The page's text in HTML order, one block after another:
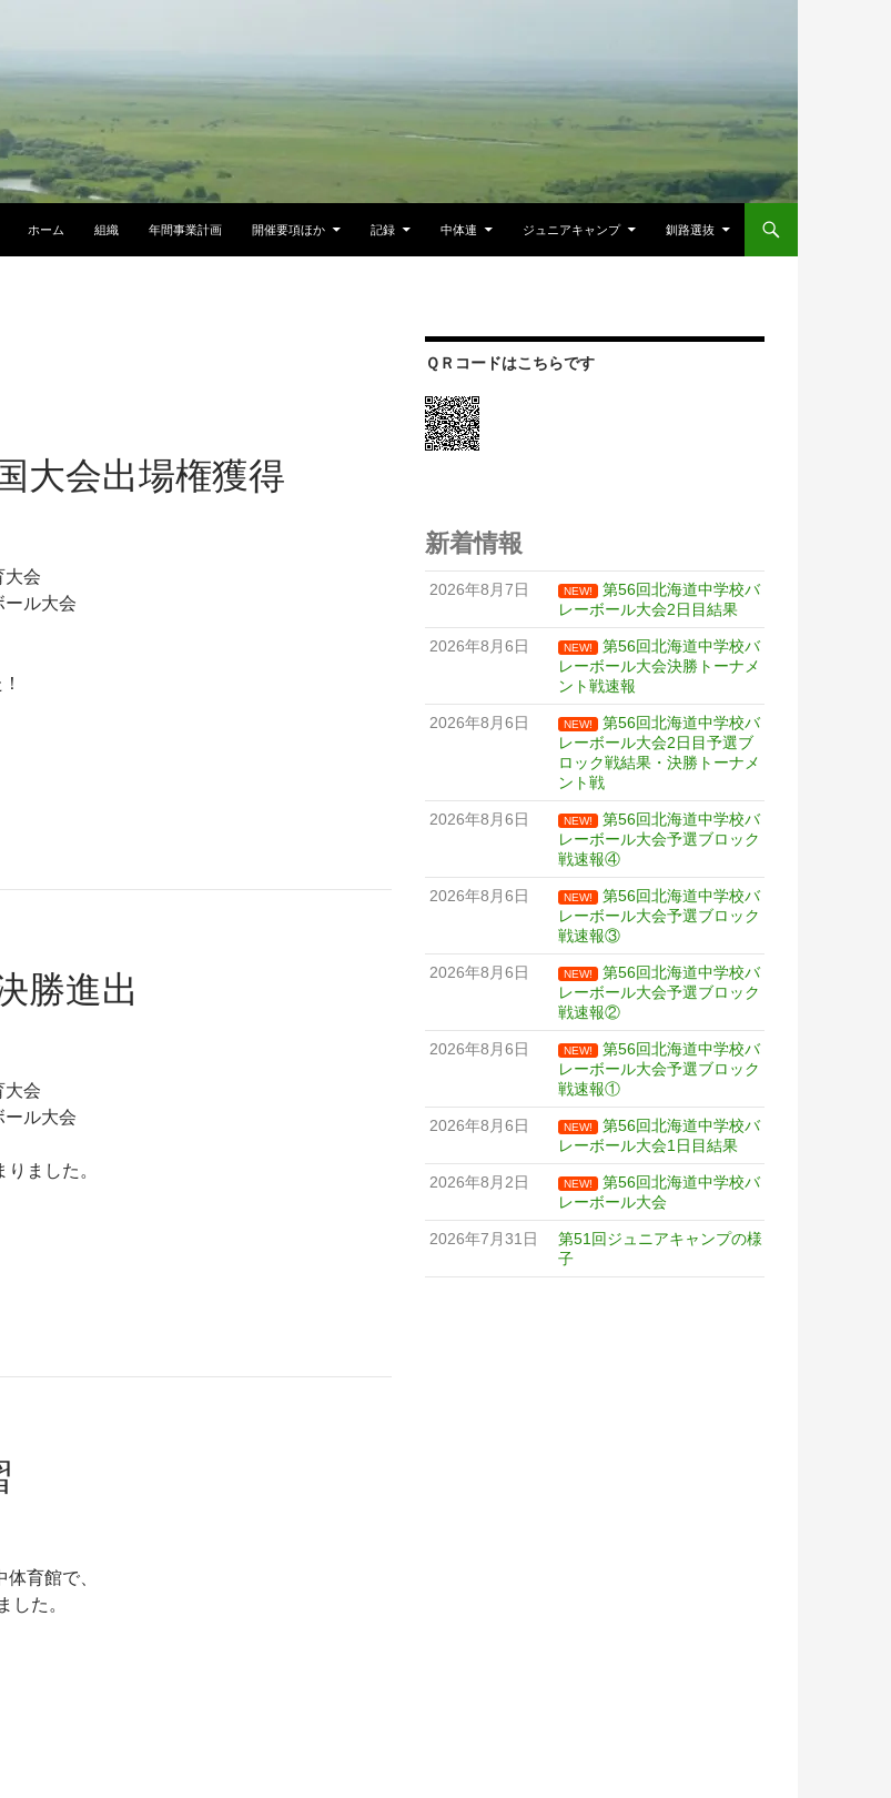
ホーム 組織 年間事業計画 開催要項ほか 記録 中体連 ジュニアキャンプ 釧路選抜
大会出場権獲得
大会
ール大会
出場権獲得
勝進出
大会
ール大会
ました。
出
育館で、
した。
ＱＲコードはこちらです
新着情報
2026年8月7日 NEW! 第56回北海道中学校バ
レーボール大会2日目結果
2026年8月6日 NEW! 第56回北海道中学校バ
レーボール大会決勝トーナメ
ント戦速報
2026年8月6日 NEW! 第56回北海道中学校バ
レーボール大会2日目予選ブ
ロック戦結果・決勝トーナメ
ント戦
2026年8月6日 NEW! 第56回北海道中学校バ
レーボール大会予選ブロック
戦速報④
2026年8月6日 NEW! 第56回北海道中学校バ
レーボール大会予選ブロック
戦速報③
2026年8月6日 NEW! 第56回北海道中学校バ
レーボール大会予選ブロック
戦速報②
2026年8月6日 NEW! 第56回北海道中学校バ
レーボール大会予選ブロック
戦速報①
2026年8月6日 NEW! 第56回北海道中学校バ
レーボール大会1日目結果
2026年8月2日 NEW! 第56回北海道中学校バ
レーボール大会
2026年7月31日
第51回ジュニアキャンプの様
子